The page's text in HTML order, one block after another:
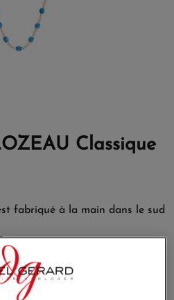
Classique
fabriqué à la main dans le sud
vous alliez, porté seul ou en
est une célébration de
Choisissez votre couleur de
couleurs